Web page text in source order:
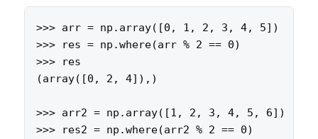
>>> arr = np.array([0, 1, 2, 3, 4, 5])
>>> res = np.where(arr % 2 == 0)
>>> res
(array([0, 2, 4]),)
>>> arr2 = np.array([1, 2, 3, 4, 5, 6])
>>> res2 = np.where(arr2 % 2 == 0)